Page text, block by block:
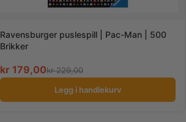
Ravensburger puslespill | Pac-Man | 500
Brikker
kr 179,00kr229,00
Legg i handlekurv